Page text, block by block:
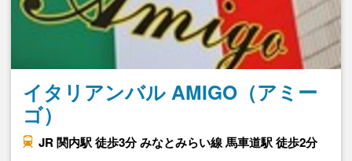
イタリアンバル AMIGO（アミー
ゴ）
JR 関内駅 徒歩3分 みなとみらい線 馬車道駅 徒歩2分